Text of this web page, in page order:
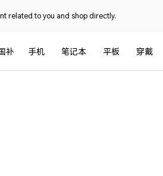
related to you and shop directly.
补 手机 笔记本 平板 穿戴